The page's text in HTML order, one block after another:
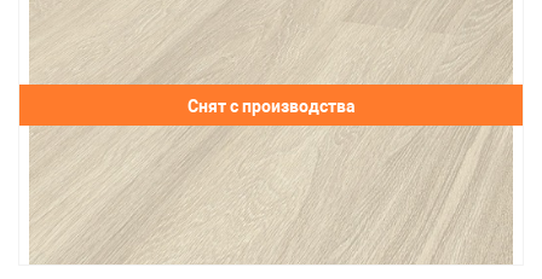
Снят с производства